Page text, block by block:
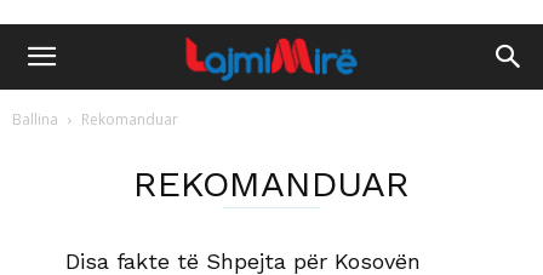
Ballina Rekomanduar
REKOMANDUAR
Disa fakte të Shpejta për Kosovën